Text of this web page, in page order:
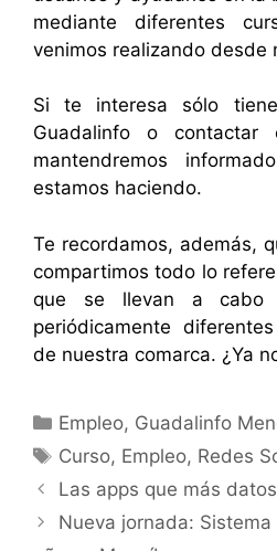
mediante diferentes
venimos realizando desde
Si te interesa sólo
Guadalinfo o contactar
mantendremos
estamos haciendo.
Te recordamos, además,
compartimos todo lo
que se llevan a cabo
periódicamente
de nuestra comarca. ¿Ya
Categorías
Empleo, Guadalinfo
Etiquetas
Curso, Empleo, Redes
Las apps que más
Nueva jornada: